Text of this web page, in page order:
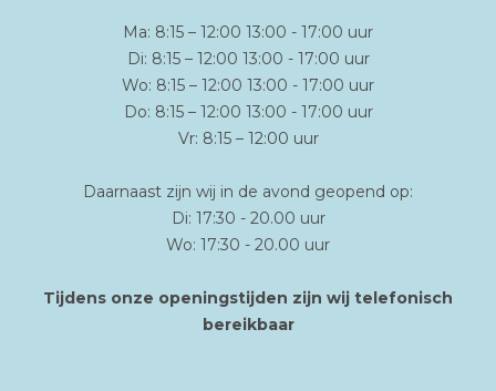
Ma: 8:15 – 12:00 13:00 - 17:00 uur
Di: 8:15 – 12:00 13:00 - 17:00 uur
Wo: 8:15 – 12:00 13:00 - 17:00 uur
Do: 8:15 – 12:00 13:00 - 17:00 uur
Vr: 8:15 – 12:00 uur
Daarnaast zijn wij in de avond geopend op:
Di: 17:30 - 20.00 uur
Wo: 17:30 - 20.00 uur
Tijdens onze openingstijden zijn wij telefonisch
bereikbaar